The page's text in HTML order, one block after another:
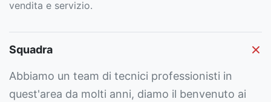
vendita e servizio.
Squadra
Abbiamo un team di tecnici professionisti in
quest'area da molti anni, diamo il benvenuto ai